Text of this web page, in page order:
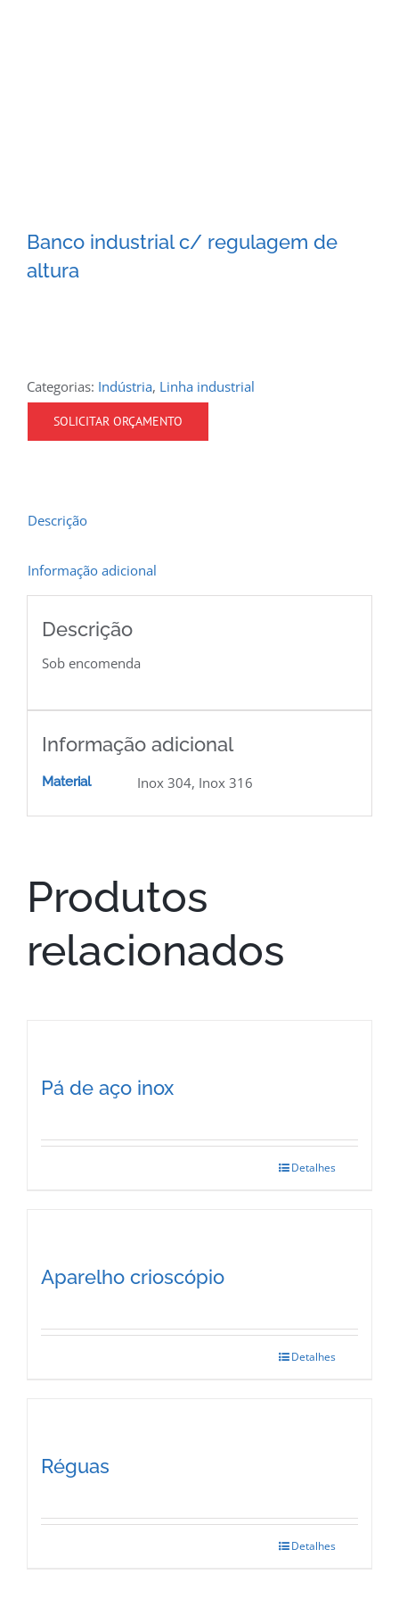
Banco industrial c/ regulagem de
altura
Categorias: Indústria, Linha industrial
SOLICITAR ORÇAMENTO
Descrição
Informação adicional
Descrição
Sob encomenda
Informação adicional
Material Inox 304, Inox 316
Produtos
relacionados
Pá de aço inox
Detalhes
Aparelho crioscópio
Detalhes
Réguas
Detalhes